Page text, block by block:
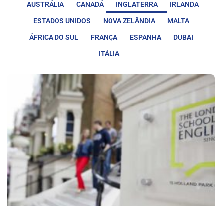
AUSTRÁLIA CANADÁ INGLATERRA IRLANDA
ESTADOS UNIDOS NOVA ZELÂNDIA MALTA
ÁFRICA DO SUL FRANÇA ESPANHA DUBAI
ITÁLIA